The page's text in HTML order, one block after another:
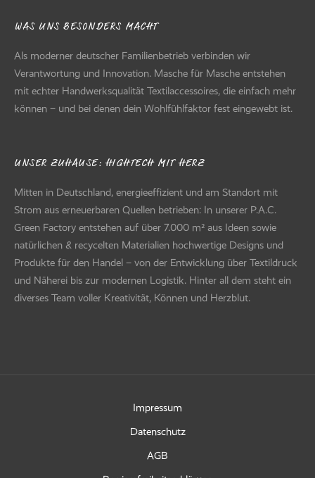
WAS UNS BESONDERS MACHT
Als moderner deutscher Familienbetrieb verbinden wir
Verantwortung und Innovation. Masche für Masche entstehen
mit echter Handwerksqualität Textilaccessoires, die einfach mehr
können – und bei denen dein Wohlfühlfaktor fest eingewebt ist.
UNSER ZUHAUSE: HIGHTECH MIT HERZ
Mitten in Deutschland, energieeffizient und am Standort mit
Strom aus erneuerbaren Quellen betrieben: In unserer P.A.C.
Green Factory entstehen auf über 7.000 m² aus Ideen sowie
natürlichen & recycelten Materialien hochwertige Designs und
Produkte für den Handel – von der Entwicklung über Textildruck
und Näherei bis zur modernen Logistik. Hinter all dem steht ein
diverses Team voller Kreativität, Können und Herzblut.
Impressum
Datenschutz
AGB